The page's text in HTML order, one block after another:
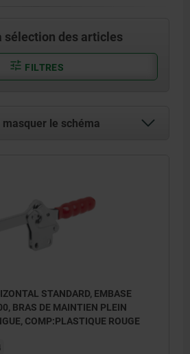
sélection des articles
FILTRES
le schéma
STANDARD, EMBASE
BRAS DE MAINTIEN PLEIN
COMP:PLASTIQUE ROUGE